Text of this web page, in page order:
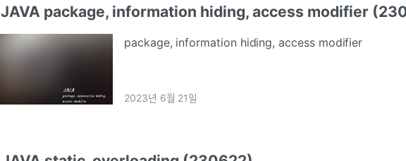
JAVA package, information hiding, access modifier
package, information hiding, access modifier
2023년 6월 21일